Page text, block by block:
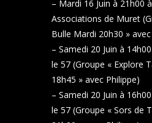
– Mardi 16 Juin à 21h00
Associations de Muret
Bulle Mardi 20h30 »
– Samedi 20 Juin à
le 57 (Groupe « Explore
18h45 » avec Philippe)
– Samedi 20 Juin à
le 57 (Groupe « Sors de